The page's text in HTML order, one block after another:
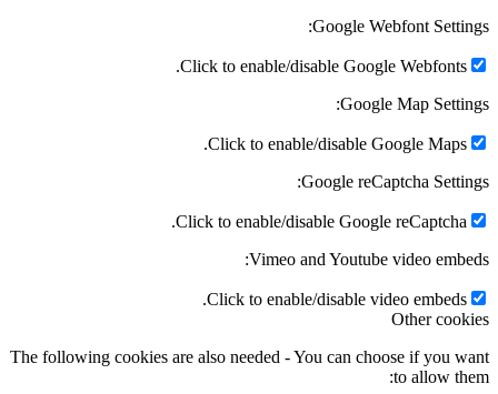
Google Webfont Settings:
Click to enable/disable Google Webfonts.
Google Map Settings:
Click to enable/disable Google Maps.
Google reCaptcha Settings:
Click to enable/disable Google reCaptcha.
Vimeo and Youtube video embeds:
Click to enable/disable video embeds.
Other cookies
The following cookies are also needed - You can choose if you want
to allow them: